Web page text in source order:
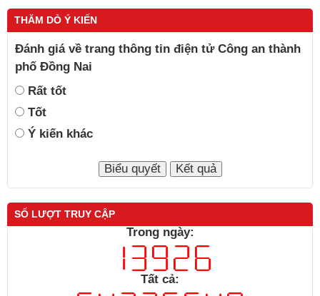
THĂM DÒ Ý KIẾN
Đánh giá về trang thông tin điện tử Công an thành
phố Đồng Nai
Rất tốt
Tốt
Ý kiến khác
SỐ LƯỢT TRUY CẬP
Trong ngày:
Tất cả: